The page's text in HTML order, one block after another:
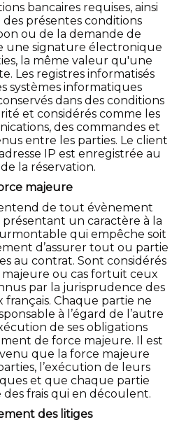
bancaires requises, ainsi
présentes conditions
ou de la demande de
une signature électronique
la même valeur qu'une
Les registres informatisés
systèmes informatiques
dans des conditions
et considérés comme les
des commandes et
entre les parties. Le client
IP est enregistrée au
la réservation.
majeure
de tout évènement
un caractère à la
qui empêche soit
d’assurer tout ou partie
au contrat. Sont considérés
ou cas fortuit ceux
par la jurisprudence des
Chaque partie ne
à l’égard de l’autre
de ses obligations
de force majeure. Il est
que la force majeure
l’exécution de leurs
et que chaque partie
frais qui en découlent.
des litiges